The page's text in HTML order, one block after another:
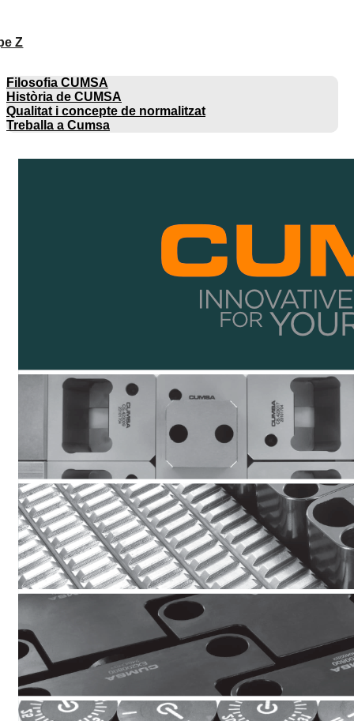
Z
Filosofia CUMSA
Història de CUMSA
Qualitat i concepte de normalitzat
Treballa a Cumsa